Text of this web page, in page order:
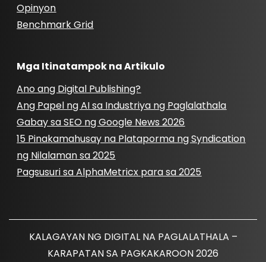
Opinyon
Benchmark Grid
Mga Itinatampok na Artikulo
Ano ang Digital Publishing?
Ang Papel ng AI sa Industriya ng Paglalathala
Gabay sa SEO ng Google News 2026
15 Pinakamahusay na Plataporma ng Syndication
ng Nilalaman sa 2025
Pagsusuri sa AlphaMetricx para sa 2025
KALAGAYAN NG DIGITAL NA PAGLALATHALA –
KARAPATAN SA PAGKAKAROON 2026